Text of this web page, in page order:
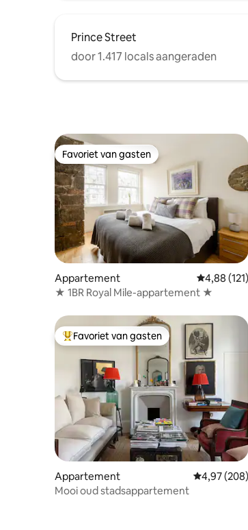
Prince Street
door 1.417 locals aangeraden
Favoriet van gasten
Favoriet van gasten
Appartement
4,88 (121)
★ 1BR Royal Mile-appartement ★
Topfavoriet van gasten
Favoriet van gasten
Appartement
4,97 (208)
Mooi oud stadsappartement